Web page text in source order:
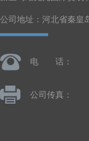
公司地址：河北省秦皇
电 话：
公司传真：